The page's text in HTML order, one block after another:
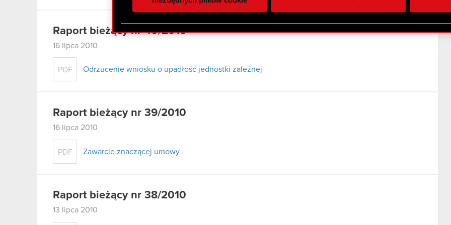
otrzymanymi od Ciebie lub uzyskanymi podczas korzystania z ich usług. Kontynuując
zgadasz się na używanie plików cookie.
Raport bieżący nr 40/2010
16 lipca 2010
PDF Odrzucenie wniosku o upadłość jednostki zależnej
Raport bieżący nr 39/2010
16 lipca 2010
PDF Zawarcie znaczącej umowy
Raport bieżący nr 38/2010
13 lipca 2010